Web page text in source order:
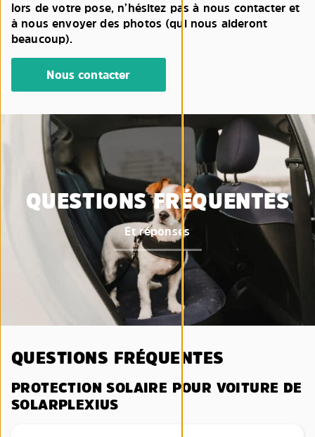
lors de votre pose, n’hésitez pas à nous contacter et
à nous envoyer des photos (qui nous aideront
beaucoup).
Nous contacter
QUESTIONS FRÉQUENTES
Et réponses
QUESTIONS FRÉQUENTES
PROTECTION SOLAIRE POUR VOITURE DE
SOLARPLEXIUS